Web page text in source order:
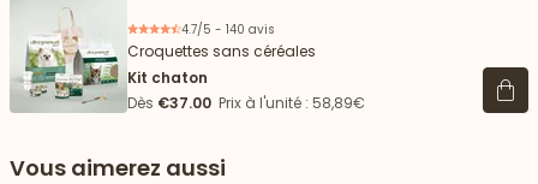
4.7/5 - 140 avis
Croquettes sans céréales
Kit chaton
Dès €37.00 Prix à l'unité : 58,89€ Voir
Vous aimerez aussi